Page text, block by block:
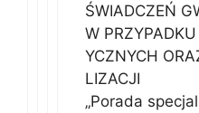
ŚWIADCZEŃ
W
YCZNYCH
LIZACJI
„Porada